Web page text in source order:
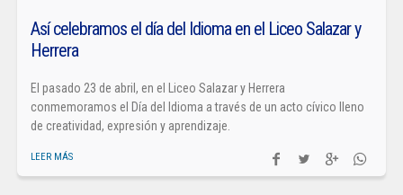
Así celebramos el día del Idioma en el Liceo Salazar y
Herrera
El pasado 23 de abril, en el Liceo Salazar y Herrera
conmemoramos el Día del Idioma a través de un acto cívico lleno
de creatividad, expresión y aprendizaje.
LEER MÁS